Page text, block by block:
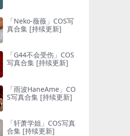
「Neko-薇薇」COS写
真合集 [持续更新]
「G44不会受伤」COS
写真合集 [持续更新]
「雨波HaneAme」CO
S写真合集 [持续更新]
「轩萧学姐」COS写真
合集 [持续更新]